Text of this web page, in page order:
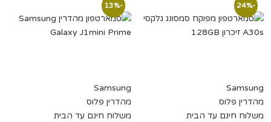
-24%
Samsung
מהדרין פלוס
משלוח חינם עד הבית
-13%
Samsung
מהדרין פלוס
משלוח חינם עד הבית